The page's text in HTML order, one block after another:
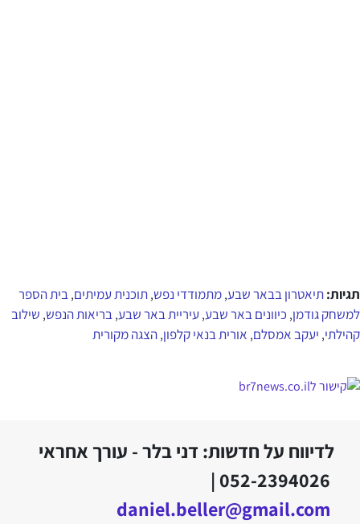
תגיות:תיאטרון בבאר שבע,מתמודדי נפש,תוכנית עמיתים,בית הספר
למשחק גודמן, כיוונים באר שבע, עיריית באר שבע,בריאות הנפש, שילוב
קהילתי, יעקב אמסלם, אורית בנאי קלפון,הצגה מקורית
לדיווח על חדשות: דני בלר - עורך אחראי
052-2394026 |
daniel.beller@gmail.com